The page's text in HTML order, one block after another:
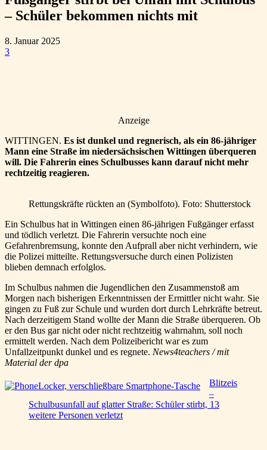
– Schüler bekommen nichts mit
8. Januar 2025
3
Anzeige
WITTINGEN. Es ist dunkel und regnerisch, als ein 86-jähriger
Mann eine Straße im niedersächsischen Wittingen überqueren
will. Die Fahrerin eines Schulbusses kann darauf nicht mehr
rechtzeitig reagieren.
Rettungskräfte rückten an (Symbolfoto). Foto: Shutterstock
Ein Schulbus hat in Wittingen einen 86-jährigen Fußgänger erfasst
und tödlich verletzt. Die Fahrerin versuchte noch eine
Gefahrenbremsung, konnte den Aufprall aber nicht verhindern, wie
die Polizei mitteilte. Rettungsversuche durch einen Polizisten
blieben demnach erfolglos.
Im Schulbus nahmen die Jugendlichen den Zusammenstoß am
Morgen nach bisherigen Erkenntnissen der Ermittler nicht wahr. Sie
gingen zu Fuß zur Schule und wurden dort durch Lehrkräfte betreut.
Nach derzeitigem Stand wollte der Mann die Straße überqueren. Ob
er den Bus gar nicht oder nicht rechtzeitig wahrnahm, soll noch
ermittelt werden. Nach dem Polizeibericht war es zum
Unfallzeitpunkt dunkel und es regnete. News4teachers / mit
Material der dpa
Blitzeis
–
Schulbusunfall auf glatter Straße: Schüler stirbt, 13
weitere Personen verletzt